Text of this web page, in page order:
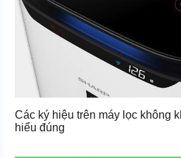
Các ký hiệu trên máy lọc không
hiểu đúng